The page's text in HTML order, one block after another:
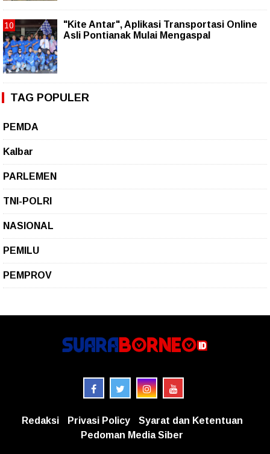
"Kite Antar", Aplikasi Transportasi Online
Asli Pontianak Mulai Mengaspal
TAG POPULER
PEMDA
Kalbar
PARLEMEN
TNI-POLRI
NASIONAL
PEMILU
PEMPROV
Redaksi Privasi Policy
Syarat dan Ketentuan
Pedoman Media Siber